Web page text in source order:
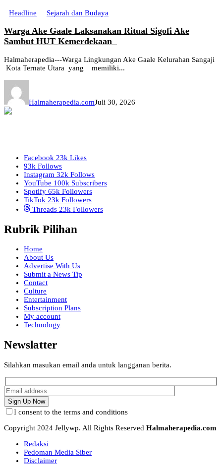
Headline Sejarah dan Budaya
Warga Ake Gaale Laksanakan Ritual Sigofi Ake
Sambut HUT Kemerdekaan
Halmaherapedia---Warga Lingkungan Ake Gaale Kelurahan Sangaji
Kota Ternate Utara yang memiliki...
Halmaherapedia.comJuli 30, 2026
Facebook 23k Likes
93k Follows
Instagram 32k Follows
YouTube 100k Subscribers
Spotify 65k Followers
TikTok 23k Followers
Threads 23k Followers
Rubrik Pilihan
Home
About Us
Advertise With Us
Submit a News Tip
Contact
Culture
Entertainment
Subscription Plans
My account
Technology
Newslatter
Silahkan masukan email anda untuk langganan berita.
I consent to the terms and conditions
Copyright 2024 Jellywp. All Rights Reserved Halmaherapedia.com
Redaksi
Pedoman Media Siber
Disclaimer